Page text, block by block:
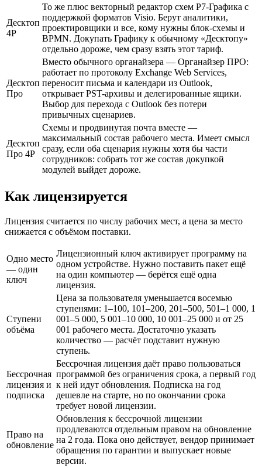
Десктоп
4Р
То же плюс векторный редактор схем Р7-Графика с
поддержкой форматов Visio. Берут аналитики,
проектировщики и все, кому нужны блок-схемы и
BPMN. Докупать Графику к обычному «Десктопу»
отдельно дороже, чем сразу взять этот тариф.
Десктоп
Про
Вместо обычного органайзера — Органайзер ПРО:
работает по протоколу Exchange Web Services,
переносит письма и календари из Outlook,
открывает PST-архивы и делегированные ящики.
Выбор для перехода с Outlook без потери
привычных сценариев.
Десктоп
Про 4Р
Схемы и продвинутая почта вместе —
максимальный состав рабочего места. Имеет смысл
сразу, если оба сценария нужны хотя бы части
сотрудников: собрать тот же состав докупкой
модулей выйдет дороже.
Как лицензируется
Лицензия считается по числу рабочих мест, а цена за место
снижается с объёмом поставки.
Одно место
— один
ключ
Лицензионный ключ активирует программу на
одном устройстве. Нужно поставить пакет ещё
на один компьютер — берётся ещё одна
лицензия.
Ступени
объёма
Цена за пользователя уменьшается восемью
ступенями: 1–100, 101–200, 201–500, 501–1 000, 1
001–5 000, 5 001–10 000, 10 001–25 000 и от 25
001 рабочего места. Достаточно указать
количество — расчёт подставит нужную
ступень.
Бессрочная
лицензия и
подписка
Бессрочная лицензия даёт право пользоваться
программой без ограничения срока, а первый год
к ней идут обновления. Подписка на год
дешевле на старте, но по окончании срока
требует новой лицензии.
Право на
обновление
Обновления к бессрочной лицензии
продлеваются отдельным правом на обновление
на 2 года. Пока оно действует, вендор принимает
обращения по гарантии и выпускает новые
версии.